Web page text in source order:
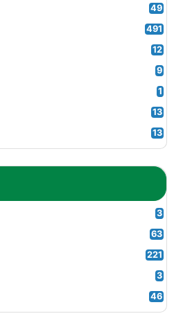
49
491
12
9
1
13
13
3
63
221
3
46